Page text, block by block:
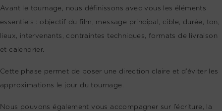
Avant le tournage, nous définissons avec vous les éléments
essentiels : objectif du film, message principal, cible, durée, ton,
lieux, intervenants, contraintes techniques, formats de livraison
et calendrier.
Cette phase permet de poser une direction claire et d’éviter les
approximations le jour du tournage.
Nous pouvons également vous accompagner sur l’écriture, la